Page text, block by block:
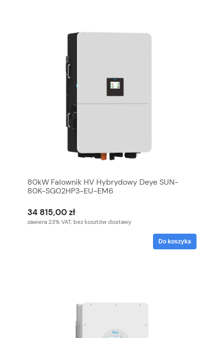
80kW Falownik HV Hybrydowy Deye SUN-
80K-SG02HP3-EU-EM6
34 815,00 zł
zawiera 23% VAT, bez kosztów dostawy
Do koszyka